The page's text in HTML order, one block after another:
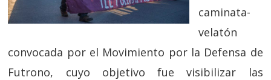
caminata-
velatón
convocada por el Movimiento por la Defensa de
Futrono, cuyo objetivo fue visibilizar las